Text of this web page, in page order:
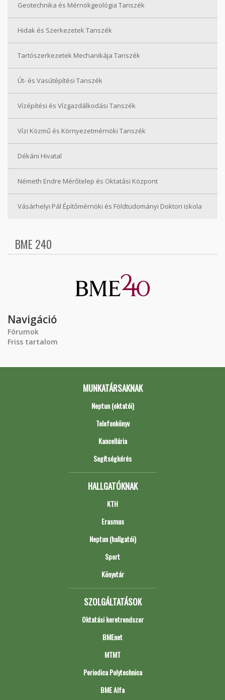
Geotechnika és Mérnökgeológia Tanszék
Hidak és Szerkezetek Tanszék
Tartószerkezetek Mechanikája Tanszék
Út- és Vasútépítési Tanszék
Vízépítési és Vízgazdálkodási Tanszék
Vízi Közmű és Környezetmérnöki Tanszék
Dékáni Hivatal
Németh Endre Mérőtelep és Oktatási Központ
Vásárhelyi Pál Építőmérnöki és Földtudományi Doktori iskola
BME 240
Navigáció
Fórumok
Friss tartalom
MUNKATÁRSAKNAK
Neptun (oktatói)
Telefonkönyv
Kancellária
Segítségkérés
HALLGATÓKNAK
KTH
Erasmus
Neptun (hallgatói)
Sport
Könyvtár
SZOLGÁLTATÁSOK
Oktatási keretrendszer
BMEnet
MTMT
Periodica Polytechnica
BME Alfa